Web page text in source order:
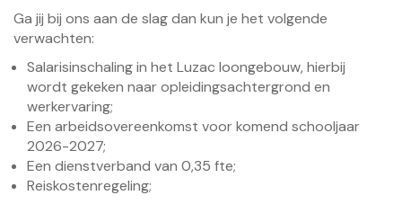
Ga jij bij ons aan de slag dan kun je het volgende
verwachten:
Salarisinschaling in het Luzac loongebouw, hierbij
wordt gekeken naar opleidingsachtergrond en
werkervaring;
Een arbeidsovereenkomst voor komend schooljaar
2026-2027;
Een dienstverband van 0,35 fte;
Reiskostenregeling;